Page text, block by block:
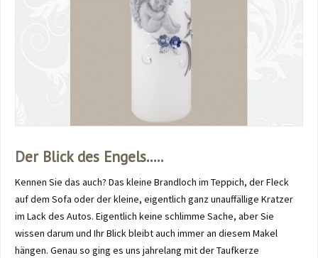
Der Blick des Engels.....
Kennen Sie das auch? Das kleine Brandloch im Teppich, der Fleck
auf dem Sofa oder der kleine, eigentlich ganz unauffällige Kratzer
im Lack des Autos. Eigentlich keine schlimme Sache, aber Sie
wissen darum und Ihr Blick bleibt auch immer an diesem Makel
hängen. Genau so ging es uns jahrelang mit der Taufkerze